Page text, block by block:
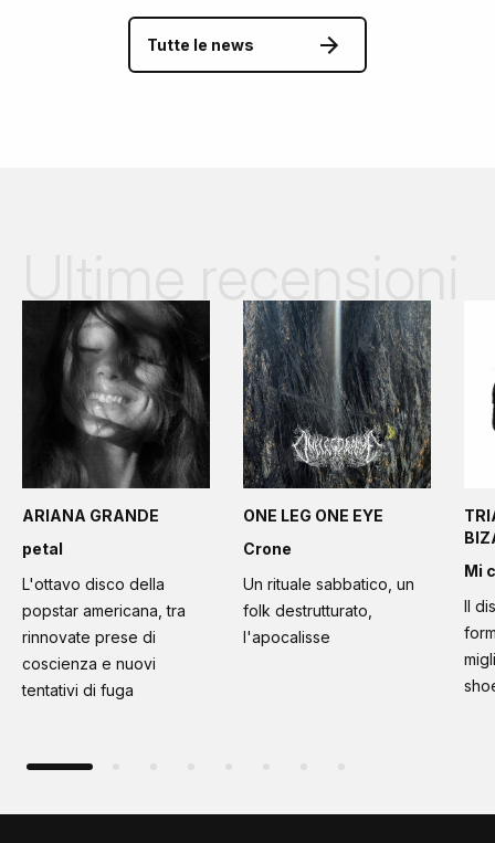
Tutte le news
ARIANA GRANDE
petal
L'ottavo disco della
popstar americana, tra
rinnovate prese di
coscienza e nuovi
tentativi di fuga
ONE LEG ONE EYE
Crone
Un rituale sabbatico, un
folk destrutturato,
l'apocalisse
Mi
Il